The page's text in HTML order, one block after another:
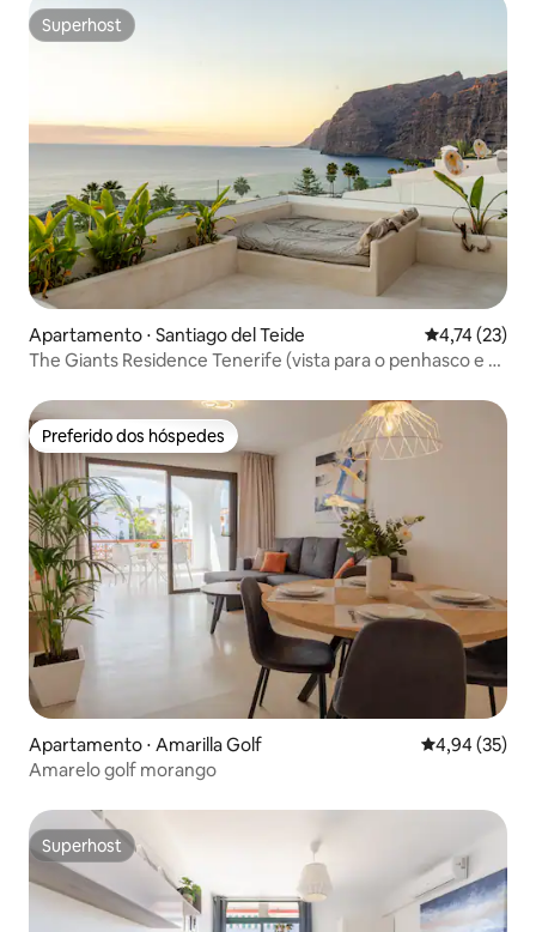
Superhost
Superhost
Apartamento ⋅ Santiago del Teide 4,74 de uma
4,74 (23)
The Giants Residence Tenerife (vista para o penhasco e o
Preferido dos hóspedes
Preferido dos hóspedes
Apartamento ⋅ Amarilla Golf 4,94 de uma
4,94 (35)
Amarelo golf morango
Superhost
Superhost